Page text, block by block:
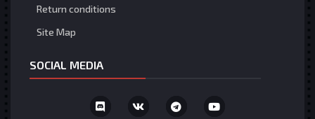
Return conditions
Site Map
SOCIAL MEDIA